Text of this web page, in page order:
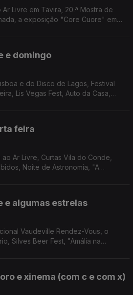
Livre em Tavira, 20.ª Mostra de
a exposição "Core Cuore" em
e domingo
e do Disco de Lagos, Festival
Lis Vegas Fest, Auto da Casa,
feira
Ar Livre, Curtas Vila do Conde,
Noite de Astronomia, "A
e algumas estrelas
Vaudeville Rendez-Vous, o
Silves Beer Fest, "Amália na
e xinema (com c e com x)